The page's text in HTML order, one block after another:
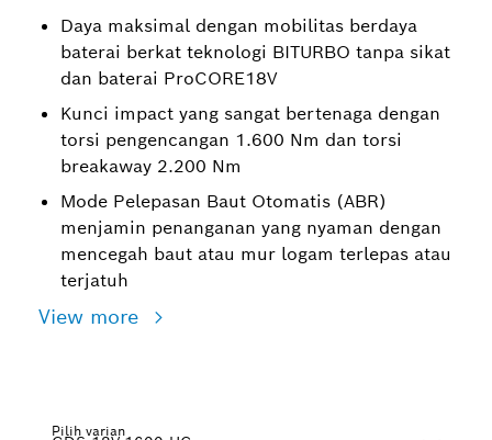
Daya maksimal dengan mobilitas berdaya
baterai berkat teknologi BITURBO tanpa sikat
dan baterai ProCORE18V
Kunci impact yang sangat bertenaga dengan
torsi pengencangan 1.600 Nm dan torsi
breakaway 2.200 Nm
Mode Pelepasan Baut Otomatis (ABR)
menjamin penanganan yang nyaman dengan
mencegah baut atau mur logam terlepas atau
terjatuh
View more
Pilih varian